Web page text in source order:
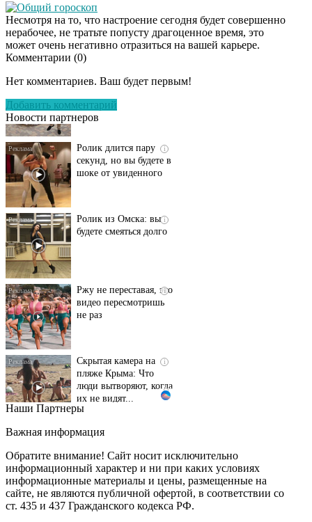
Общий гороскоп
Несмотря на то, что настроение сегодня будет совершенно
нерабочее, не тратьте попусту драгоценное время, это
может очень негативно отразиться на вашей карьере.
Комментарии (0)
Нет комментариев. Ваш будет первым!
Добавить комментарий
Новости партнеров
Этот танец невесты
Пересмотрела 10 раз
секунд, но вы будете в
шоке от увиденного
будете смеяться долго
видео пересмотришь
не раз
пляже Крыма: Что
люди вытворяют, когда
их не видят...
Ролик длится
смеяться вы будете
долго
i
Королева вагона
отожгла! Видео не
оставит равнодушным
Наши Партнеры
Важная информация
Обратите внимание! Сайт носит исключительно
информационный характер и ни при каких условиях
информационные материалы и цены, размещенные на
сайте, не являются публичной офертой, в соответствии со
ст. 435 и 437 Гражданского кодекса РФ.